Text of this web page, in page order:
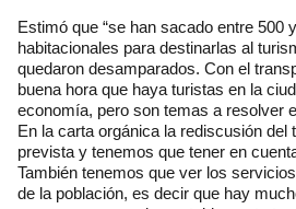
Estimó que “se han sacado entre 500
habitacionales para destinarlas al
quedaron desamparados. Con el
buena hora que haya turistas en la
economía, pero son temas a resolver
En la carta orgánica la rediscusión del
prevista y tenemos que tener en
También tenemos que ver los
de la población, es decir que hay